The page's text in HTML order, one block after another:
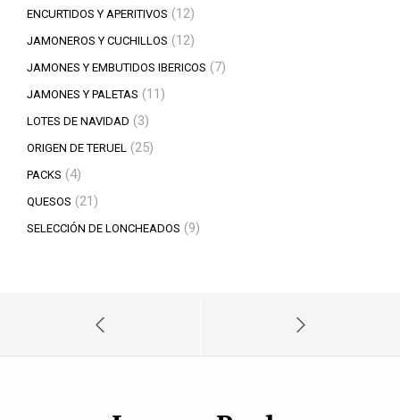
ENCURTIDOS Y APERITIVOS 1212
productos
JAMONEROS Y CUCHILLOS 1212
productos
JAMONES Y EMBUTIDOS IBERICOS 77
JAMONES Y PALETAS 1111
LOTES DE NAVIDAD 33
productos
ORIGEN DE TERUEL 2525
PACKS 44
productos
QUESOS 2121
SELECCIÓN DE LONCHEADOS 99